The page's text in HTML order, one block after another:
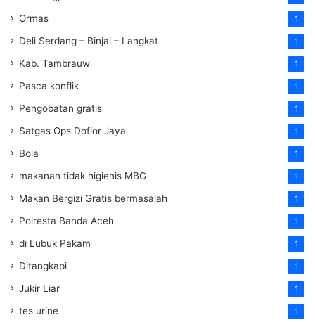
Ormas 1
Deli Serdang – Binjai – Langkat 1
Kab. Tambrauw 1
Pasca konflik 1
Pengobatan gratis 1
Satgas Ops Dofior Jaya 1
Bola 1
makanan tidak higienis MBG 1
Makan Bergizi Gratis bermasalah 1
Polresta Banda Aceh 1
di Lubuk Pakam 1
Ditangkapi 1
Jukir Liar 1
tes urine 1